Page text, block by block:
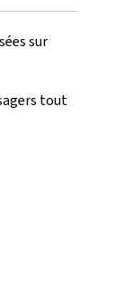
sur
tout